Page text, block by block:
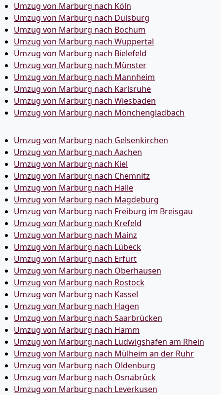
Umzug von Marburg nach Köln
Umzug von Marburg nach Duisburg
Umzug von Marburg nach Bochum
Umzug von Marburg nach Wuppertal
Umzug von Marburg nach Bielefeld
Umzug von Marburg nach Münster
Umzug von Marburg nach Mannheim
Umzug von Marburg nach Karlsruhe
Umzug von Marburg nach Wiesbaden
Umzug von Marburg nach Mönchen­gladbach
Umzug von Marburg nach Gelsenkirchen
Umzug von Marburg nach Aachen
Umzug von Marburg nach Kiel
Umzug von Marburg nach Chemnitz
Umzug von Marburg nach Halle
Umzug von Marburg nach Magdeburg
Umzug von Marburg nach Freiburg im Breisgau
Umzug von Marburg nach Krefeld
Umzug von Marburg nach Mainz
Umzug von Marburg nach Lübeck
Umzug von Marburg nach Erfurt
Umzug von Marburg nach Oberhausen
Umzug von Marburg nach Rostock
Umzug von Marburg nach Kassel
Umzug von Marburg nach Hagen
Umzug von Marburg nach Saarbrücken
Umzug von Marburg nach Hamm
Umzug von Marburg nach Ludwigshafen am Rhein
Umzug von Marburg nach Mülheim an der Ruhr
Umzug von Marburg nach Oldenburg
Umzug von Marburg nach Osnabrück
Umzug von Marburg nach Leverkusen